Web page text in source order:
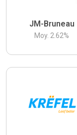
JM-Bruneau
Moy. 2.62%